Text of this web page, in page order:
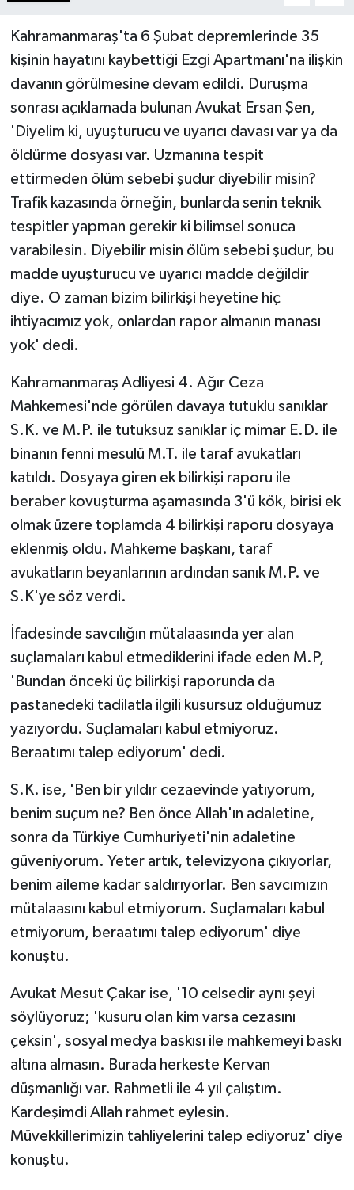
Kahramanmaraş'ta 6 Şubat depremlerinde 35
kişinin hayatını kaybettiği Ezgi Apartmanı'na ilişkin
davanın görülmesine devam edildi. Duruşma
sonrası açıklamada bulunan Avukat Ersan Şen,
'Diyelim ki, uyuşturucu ve uyarıcı davası var ya da
öldürme dosyası var. Uzmanına tespit
ettirmeden ölüm sebebi şudur diyebilir misin?
Trafik kazasında örneğin, bunlarda senin teknik
tespitler yapman gerekir ki bilimsel sonuca
varabilesin. Diyebilir misin ölüm sebebi şudur, bu
madde uyuşturucu ve uyarıcı madde değildir
diye. O zaman bizim bilirkişi heyetine hiç
ihtiyacımız yok, onlardan rapor almanın manası
yok' dedi.
Kahramanmaraş Adliyesi 4. Ağır Ceza
Mahkemesi'nde görülen davaya tutuklu sanıklar
S.K. ve M.P. ile tutuksuz sanıklar iç mimar E.D. ile
binanın fenni mesulü M.T. ile taraf avukatları
katıldı. Dosyaya giren ek bilirkişi raporu ile
beraber kovuşturma aşamasında 3'ü kök, birisi ek
olmak üzere toplamda 4 bilirkişi raporu dosyaya
eklenmiş oldu. Mahkeme başkanı, taraf
avukatların beyanlarının ardından sanık M.P. ve
S.K'ye söz verdi.
İfadesinde savcılığın mütalaasında yer alan
suçlamaları kabul etmediklerini ifade eden M.P,
'Bundan önceki üç bilirkişi raporunda da
pastanedeki tadilatla ilgili kusursuz olduğumuz
yazıyordu. Suçlamaları kabul etmiyoruz.
Beraatımı talep ediyorum' dedi.
S.K. ise, 'Ben bir yıldır cezaevinde yatıyorum,
benim suçum ne? Ben önce Allah'ın adaletine,
sonra da Türkiye Cumhuriyeti'nin adaletine
güveniyorum. Yeter artık, televizyona çıkıyorlar,
benim aileme kadar saldırıyorlar. Ben savcımızın
mütalaasını kabul etmiyorum. Suçlamaları kabul
etmiyorum, beraatımı talep ediyorum' diye
konuştu.
Avukat Mesut Çakar ise, '10 celsedir aynı şeyi
söylüyoruz; 'kusuru olan kim varsa cezasını
çeksin', sosyal medya baskısı ile mahkemeyi baskı
altına almasın. Burada herkeste Kervan
düşmanlığı var. Rahmetli ile 4 yıl çalıştım.
Kardeşimdi Allah rahmet eylesin.
Müvekkillerimizin tahliyelerini talep ediyoruz' diye
konuştu.